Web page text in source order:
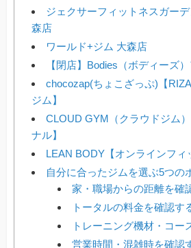
ジェクサーフィットネスガー
森店
ワールド+ジム 大森店
【閉店】Bodies（ボディーズ
chocozap(ちょこざっぷ)【
ジム】
CLOUD GYM（クラウドジム
ナル】
LEAN BODY【オンラインフィ
自分に合ったジムを選ぶ5つの
家・職場からの距離を確
トータルの料金を確認す
トレーニング機材・コー
営業時間・混雑時を確認